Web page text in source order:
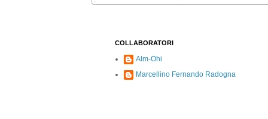
COLLABORATORI
Alm-Ohi
Marcellino Fernando Radogna